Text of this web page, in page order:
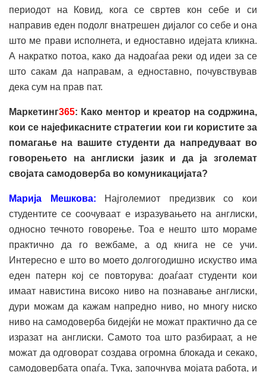
периодот на Ковид, кога се свртев кон себе и си
направив еден подолг внатрешен дијалог со себе и она
што ме прави исполнета, и едноставно идејата кликна.
А накратко потоа, како да надоаѓаа реки од идеи за се
што сакам да направам, а едноставно, почувствував
дека сум на прав пат.
Маркетинг365: Како ментор и креатор на содржина,
кои се најефикасните стратегии кои ги користите за
помагање на вашите студенти да напредуваат во
говорењето на англиски јазик и да ja зголемат
својата самодоверба во комуникацијата?
Марија Мешкова:
Најголемиот предизвик со кои
студентите се соочуваат е изразувањето на англиски,
односно течното говорење. Тоа е нешто што мораме
практично да го вежбаме, а од книга не се учи.
Интересно е што во моето долгогодишно искуство има
еден патерн кој се повторува: доаѓаат студенти кои
имаат навистина високо ниво на познавање англиски,
дури можам да кажам напредно ниво, но многу ниско
ниво на самодоверба бидејќи не можат практично да се
изразат на англиски. Самото тоа што разбираат, а не
можат да одговорат создава огромна блокада и секако,
самодовербата опаѓа. Тука, започнува мојата работа, и